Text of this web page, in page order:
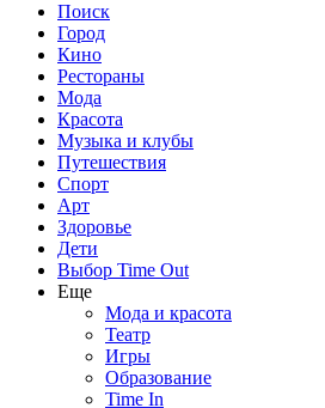
Поиск
Город
Кино
Рестораны
Мода
Красота
Музыка и клубы
Путешествия
Спорт
Арт
Здоровье
Дети
Выбор Time Out
Еще
Мода и красота
Театр
Игры
Образование
Time In